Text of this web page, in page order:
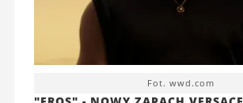
Fot. wwd.com